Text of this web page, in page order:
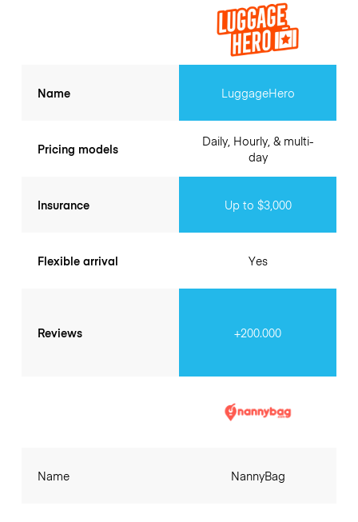
Name
Pricing models
Insurance
Flexible arrival
Reviews
LuggageHero
Daily, Hourly, & multi-
day
Up to $3,000
Yes
+200.000
Name NannyBag